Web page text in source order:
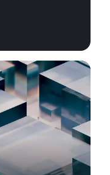
k jejich